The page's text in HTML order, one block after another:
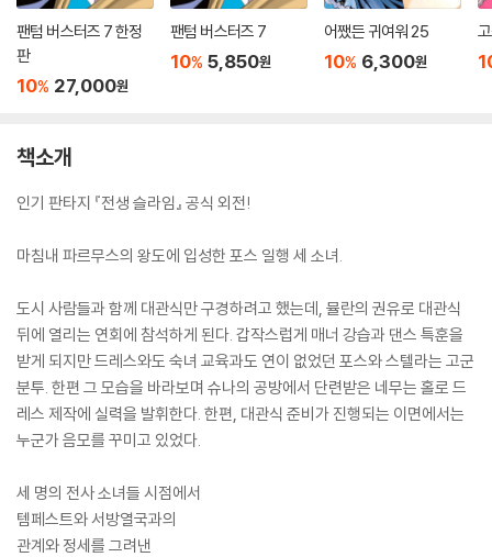
팬텀 버스터즈 7 한정
판
10% 27,000원
팬텀 버스터즈 7
10% 5,850원
어쨌든 귀여워 25
10% 6,300원
책소개
인기 판타지 『전생 슬라임』 공식 외전!
마침내 파르무스의 왕도에 입성한 포스 일행 세 소녀.
도시 사람들과 함께 대관식만 구경하려고 했는데, 뮬란의 권유로 대관식
뒤에 열리는 연회에 참석하게 된다. 갑작스럽게 매너 강습과 댄스 특훈을
받게 되지만 드레스와도 숙녀 교육과도 연이 없었던 포스와 스텔라는 고군
분투. 한편 그 모습을 바라보며 슈나의 공방에서 단련받은 네무는 홀로 드
레스 제작에 실력을 발휘한다. 한편, 대관식 준비가 진행되는 이면에서는
누군가 음모를 꾸미고 있었다.
세 명의 전사 소녀들 시점에서
템페스트와 서방열국과의
관계와 정세를 그려낸